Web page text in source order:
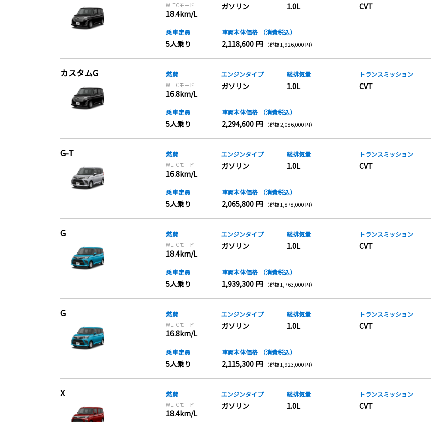
WLTCモード
18.4km/L
ガソリン 1.0L CVT
乗車定員
5人乗り
車両本体価格 （消費税込）
2,118,600 円 （税抜 1,926,000 円）
カスタムG 燃費
WLTCモード
16.8km/L
エンジンタイプ
ガソリン
総排気量
1.0L
トランスミッション
CVT
乗車定員
5人乗り
車両本体価格 （消費税込）
2,294,600 円 （税抜 2,086,000 円）
G-T 燃費
WLTCモード
16.8km/L
エンジンタイプ
ガソリン
総排気量
1.0L
トランスミッション
CVT
乗車定員
5人乗り
車両本体価格 （消費税込）
2,065,800 円 （税抜 1,878,000 円）
G 燃費
WLTCモード
18.4km/L
エンジンタイプ
ガソリン
総排気量
1.0L
トランスミッション
CVT
乗車定員
5人乗り
車両本体価格 （消費税込）
1,939,300 円 （税抜 1,763,000 円）
G 燃費
WLTCモード
16.8km/L
エンジンタイプ
ガソリン
総排気量
1.0L
トランスミッション
CVT
乗車定員
5人乗り
車両本体価格 （消費税込）
2,115,300 円 （税抜 1,923,000 円）
X 燃費
WLTCモード
18.4km/L
エンジンタイプ
ガソリン
総排気量
1.0L
トランスミッション
CVT